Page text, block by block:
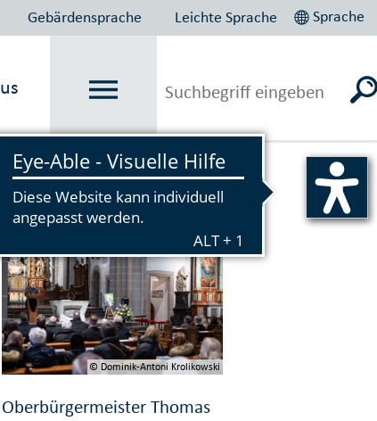
Gebärdensprache Leichte Sprache Sprache
Vorlesen
© Dominik-Antoni Krolikowski
Oberbürgermeister Thomas